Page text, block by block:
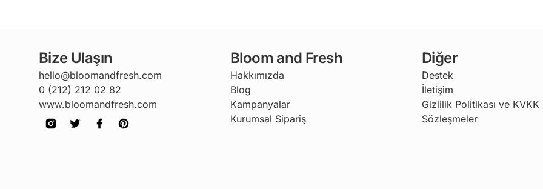
Bize Ulaşın
hello@bloomandfresh.com
0 (212) 212 02 82
www.bloomandfresh.com
Bloom and Fresh
Hakkımızda
Blog
Kampanyalar
Kurumsal Sipariş
Diğer
Destek
İletişim
Gizlilik Politikası ve KVKK
Sözleşmeler